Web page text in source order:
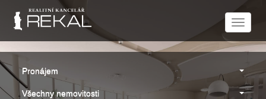
Pronájem
Všechny nemovitosti